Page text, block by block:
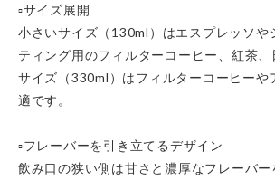
▫️サイズ展開
小さいサイズ（130ml）はエスプレッソや
ティング用のフィルターコーヒー、紅茶
サイズ（330ml）はフィルターコーヒーや
適です。
▫️フレーバーを引き立てるデザイン
飲み口の狭い側は甘さと濃厚なフレーバ